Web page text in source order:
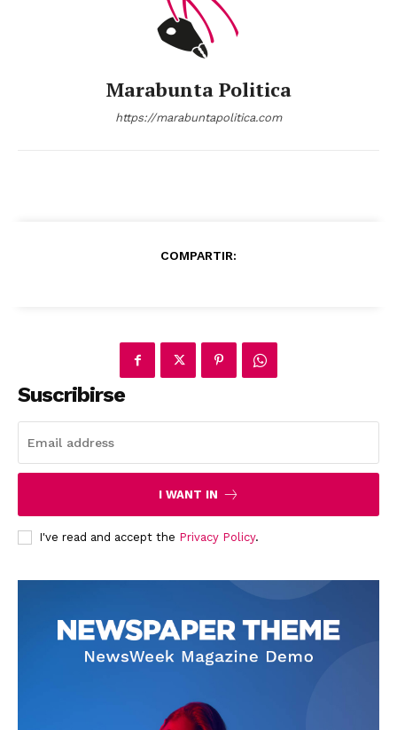
News Week
Magazine PRO
Marabunta Politica
https://marabuntapolitica.com
COMPARTIR:
Suscribirse
I WANT IN
I've read and accept the Privacy Policy.